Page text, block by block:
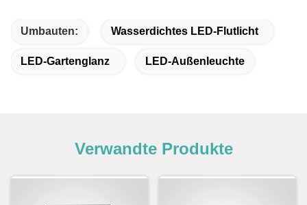
Umbauten: Wasserdichtes LED-Flutlicht
LED-Gartenglanz LED-Außenleuchte
Verwandte Produkte